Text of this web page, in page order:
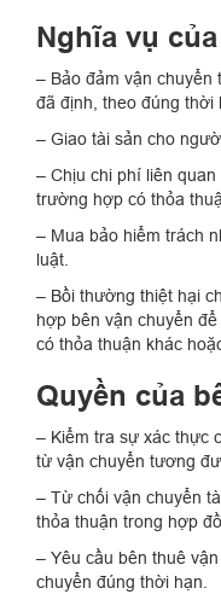
Nghĩa vụ
– Bảo đảm vận chuyển
đã định, theo đúng thời
– Giao tài sản cho
– Chịu chi phí liên
trường hợp có thỏa
– Mua bảo hiểm trách
luật.
– Bồi thường thiệt hại
hợp bên vận chuyển
có thỏa thuận khác
Quyền của
– Kiểm tra sự xác thực
từ vận chuyển tương
– Từ chối vận chuyển
thỏa thuận trong hợp
– Yêu cầu bên thuê
chuyển đúng thời hạn.